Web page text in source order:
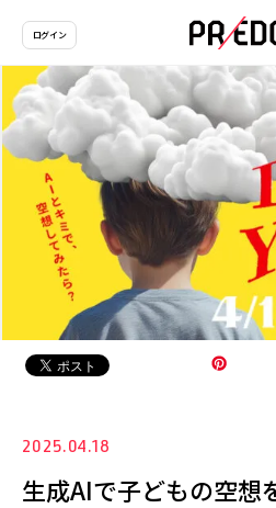
ログイン
2025.04.18
生成AIで子どもの空想